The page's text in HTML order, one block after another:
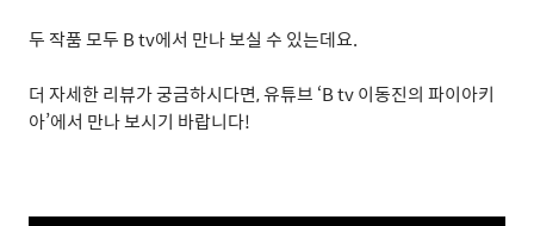
두 작품 모두 B tv에서 만나 보실 수 있는데요.
더 자세한 리뷰가 궁금하시다면,유튜브 ‘B tv이동진의 파이아키
아’에서 만나 보시기 바랍니다!